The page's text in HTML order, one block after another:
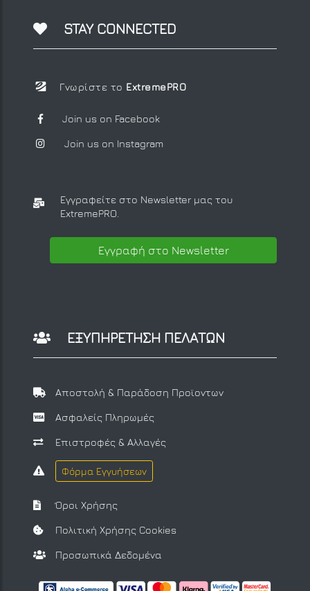
STAY CONNECTED
Γνωρίστε το ExtremePRO
Join us on Facebook
Join us on Instagram
Εγγραφείτε στο Newsletter μας του
ExtremePRO.
Εγγραφή στο Newsletter
ΕΞΥΠΗΡΕΤΗΣΗ ΠΕΛΑΤΩΝ
Αποστολή & Παράδοση Προϊοντων
Ασφαλείς Πληρωμές
Επιστροφές & Αλλαγές
Φόρμα Εγγυήσεων
Όροι Χρήσης
Πολιτική Χρήσης Cookies
Προσωπικά Δεδομένα